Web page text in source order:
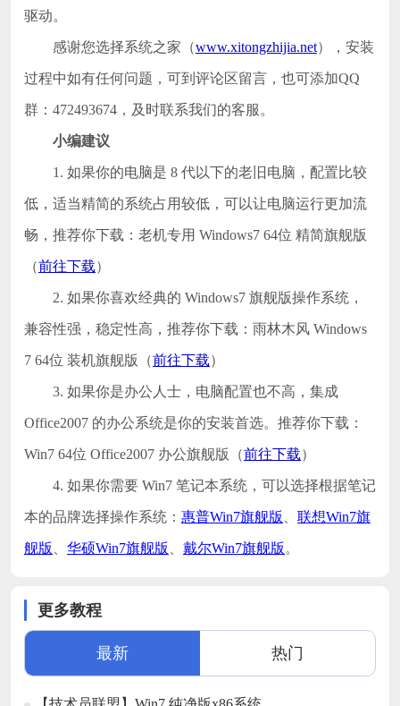
驱动。
感谢您选择系统之家（www.xitongzhijia.net），安装
过程中如有任何问题，可到评论区留言，也可添加QQ
群：472493674，及时联系我们的客服。
小编建议
1. 如果你的电脑是 8 代以下的老旧电脑，配置比较
低，适当精简的系统占用较低，可以让电脑运行更加流
畅，推荐你下载：老机专用 Windows7 64位 精简旗舰版
（前往下载）
2. 如果你喜欢经典的 Windows7 旗舰版操作系统，
兼容性强，稳定性高，推荐你下载：雨林木风 Windows
7 64位 装机旗舰版（前往下载）
3. 如果你是办公人士，电脑配置也不高，集成
Office2007 的办公系统是你的安装首选。推荐你下载：
Win7 64位 Office2007 办公旗舰版（前往下载）
4. 如果你需要 Win7 笔记本系统，可以选择根据笔记
本的品牌选择操作系统： 惠普Win7旗舰版 、 联想Win7旗
舰版 、 华硕Win7旗舰版 、 戴尔Win7旗舰版。
更多教程
最新 热门